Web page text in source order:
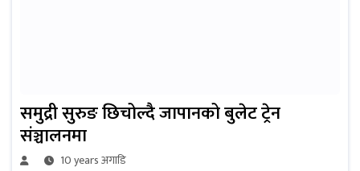
समुद्री सुरुङ छिचोल्दै जापानको बुलेट ट्रेन
संञ्चालनमा
10 years अगाडि